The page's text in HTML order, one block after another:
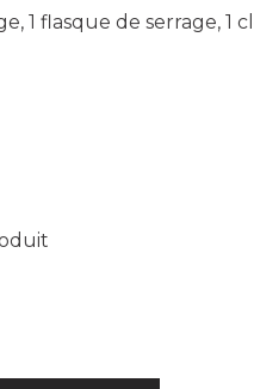
1 flasque de serrage, 1